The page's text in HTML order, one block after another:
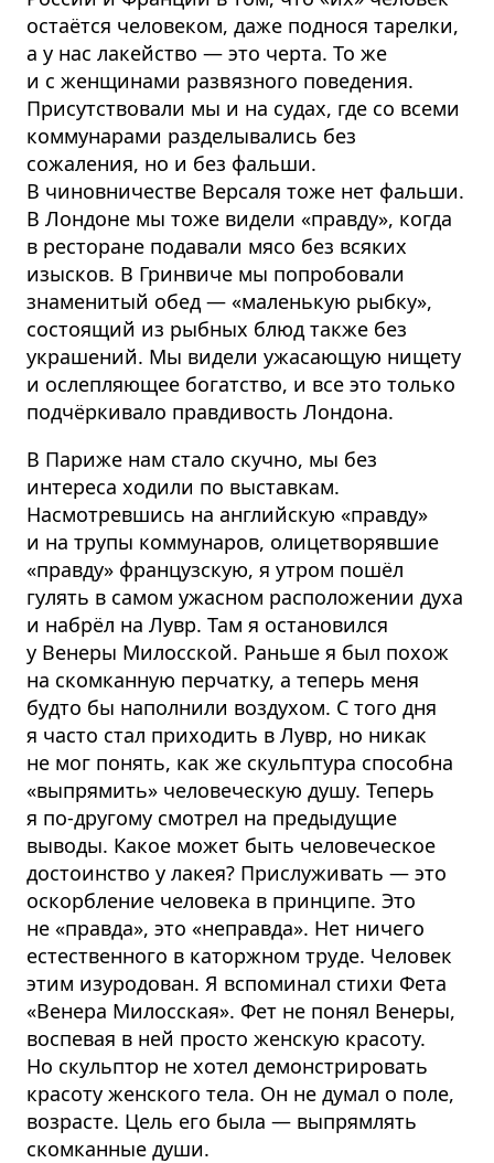
остаётся человеком, даже поднося тарелки,
а у нас лакейство — это черта. То же
и с женщинами развязного поведения.
Присутствовали мы и на судах, где со всеми
коммунарами разделывались без
сожаления, но и без фальши.
В чиновничестве Версаля тоже нет фальши.
В Лондоне мы тоже видели «правду», когда
в ресторане подавали мясо без всяких
изысков. В Гринвиче мы попробовали
знаменитый обед — «маленькую рыбку»,
состоящий из рыбных блюд также без
украшений. Мы видели ужасающую нищету
и ослепляющее богатство, и все это только
подчёркивало правдивость Лондона.
В Париже нам стало скучно, мы без
интереса ходили по выставкам.
Насмотревшись на английскую «правду»
и на трупы коммунаров, олицетворявшие
«правду» французскую, я утром пошёл
гулять в самом ужасном расположении духа
и набрёл на Лувр. Там я остановился
у Венеры Милосской. Раньше я был похож
на скомканную перчатку, а теперь меня
будто бы наполнили воздухом. С того дня
я часто стал приходить в Лувр, но никак
не мог понять, как же скульптура способна
«выпрямить» человеческую душу. Теперь
я по-другому смотрел на предыдущие
выводы. Какое может быть человеческое
достоинство у лакея? Прислуживать — это
оскорбление человека в принципе. Это
не «правда», это «неправда». Нет ничего
естественного в каторжном труде. Человек
этим изуродован. Я вспоминал стихи Фета
«Венера Милосская». Фет не понял Венеры,
воспевая в ней просто женскую красоту.
Но скульптор не хотел демонстрировать
красоту женского тела. Он не думал о поле,
возрасте. Цель его была — выпрямлять
скомканные души.